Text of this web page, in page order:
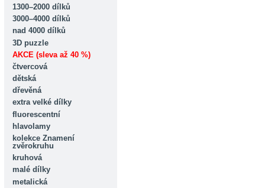
1300–2000 dílků
3000–4000 dílků
nad 4000 dílků
3D puzzle
AKCE (sleva až 40 %)
čtvercová
dětská
dřevěná
extra velké dílky
fluorescentní
hlavolamy
kolekce Znamení
zvěrokruhu
kruhová
malé dílky
metalická